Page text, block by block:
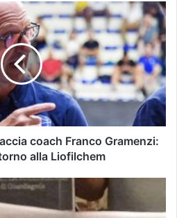
coach Franco Gramenzi:
alla Liofilchem